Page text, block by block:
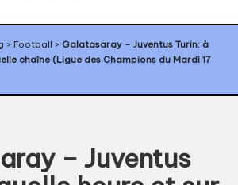
> Football > Galatasaray – Juventus Turin: à
chaîne (Ligue des Champions du Mardi 17
– Juventus